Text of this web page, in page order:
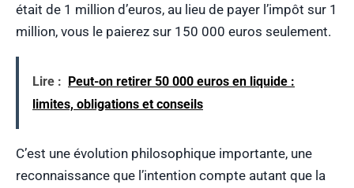
était de 1 million d’euros, au lieu de payer l’impôt sur 1
million, vous le paierez sur 150 000 euros seulement.
Lire : Peut-on retirer 50 000 euros en liquide :
limites, obligations et conseils
C’est une évolution philosophique importante, une
reconnaissance que l’intention compte autant que la